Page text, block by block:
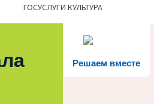
ГОСУСЛУГИ КУЛЬТУРА
Решаем вместе